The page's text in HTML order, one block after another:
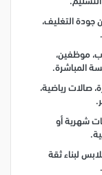
جودة التغليف،
موظفين،
المباشرة.
صالات رياضية،
شهرية أو
لبناء ثقة